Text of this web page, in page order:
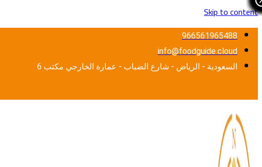
Skip to content
966561965488
info@foodguide.cloud
السعودية - الرياض - شارع الضباب - عمارة الخارجي مكتب 6